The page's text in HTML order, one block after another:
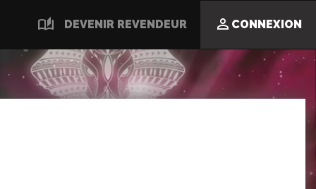
auto_stories DEVENIR REVENDEUR  CONNEXION